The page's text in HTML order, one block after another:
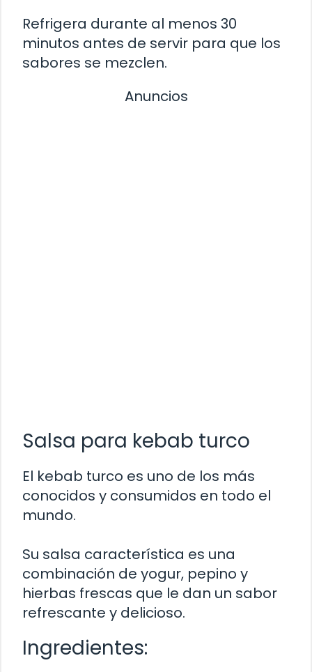
Refrigera durante al menos 30
minutos antes de servir para que los
sabores se mezclen.
Anuncios
Salsa para kebab turco
El kebab turco es uno de los más
conocidos y consumidos en todo el
mundo.
Su salsa característica es una
combinación de yogur, pepino y
hierbas frescas que le dan un sabor
refrescante y delicioso.
Ingredientes: